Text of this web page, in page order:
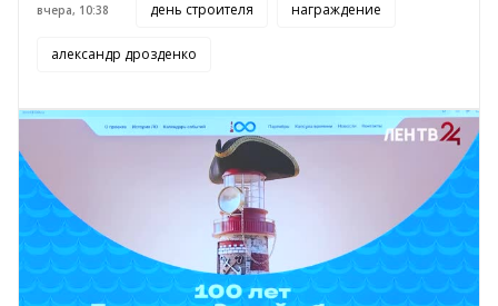
вчера, 10:38 день строителя награждение
александр дрозденко